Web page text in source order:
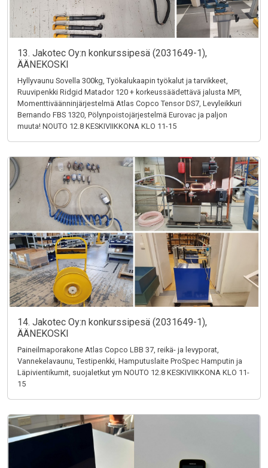
13. Jakotec Oy:n konkurssipesä (2031649-1),
ÄÄNEKOSKI
Hyllyvaunu Sovella 300kg, Työkalukaapin työkalut ja tarvikkeet,
Ruuvipenkki Ridgid Matador 120 + korkeussäädettävä jalusta MPI,
Momenttiväänninjärjestelmä Atlas Copco Tensor DS7, Levyleikkuri
Bernando FBS 1320, Pölynpoistojärjestelmä Eurovac ja paljon
muuta! NOUTO 12.8 KESKIVIIKKONA KLO 11-15
14. Jakotec Oy:n konkurssipesä (2031649-1),
ÄÄNEKOSKI
Paineilmaporakone Atlas Copco LBB 37, reikä- ja levyporat,
Vannekelavaunu, Testipenkki, Hamputuslaite ProSpec Hamputin ja
Läpivientikumit, suojaletkut ym NOUTO 12.8 KESKIVIIKKONA KLO 11-
15